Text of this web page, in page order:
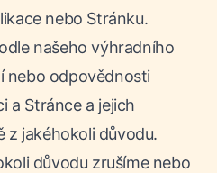
nebo Stránku.
našeho výhradního
nebo odpovědnosti
a Stránce a jejich
z jakéhokoli důvodu.
důvodu zrušíme nebo